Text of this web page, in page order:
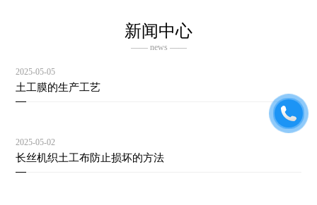
新闻中心
—— news ——
2025-05-05
土工膜的生产工艺
2025-05-02
长丝机织土工布防止损坏的方法